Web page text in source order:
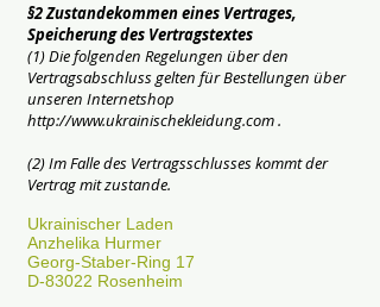
§2 Zustandekommen eines Vertrages,
Speicherung des Vertragstextes
(1) Die folgenden Regelungen über den
Vertragsabschluss gelten für Bestellungen über
unseren Internetshop
http://www.ukrainischekleidung.com.
(2) Im Falle des Vertragsschlusses kommt der
Vertrag mit zustande.
Ukrainischer Laden
Anzhelika Hurmer
Georg-Staber-Ring 17
D-83022 Rosenheim